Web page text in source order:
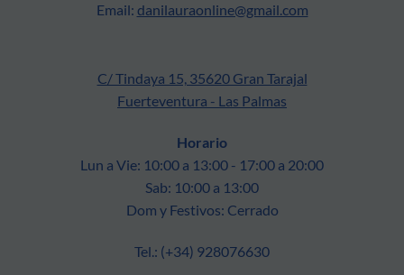
Email: danilauraonline@gmail.com
C/ Tindaya 15, 35620 Gran Tarajal
Fuerteventura - Las Palmas
Horario
Lun a Vie: 10:00 a 13:00 - 17:00 a 20:00
Sab: 10:00 a 13:00
Dom y Festivos: Cerrado
Tel.: (+34) 928076630